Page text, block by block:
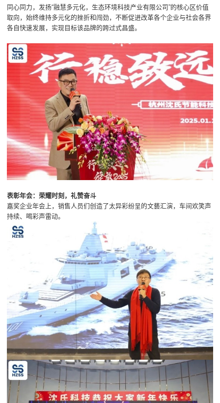
同心同力，发扬“融慧多元化，生态环境科技产业有限公司”的核心区价值
取向，始终维持多元化的挫折和闯劲，不断促进改革各个企业与社会各界
各自快速发展，实现目标该品牌的跨过式昌盛。
表彰年会：荣耀时刻，礼赞奋斗
嘉奖企业年会上，销售人员们创造了太异彩纷呈的文藝汇演，车间欢笑声
持续、喝彩声雷动。